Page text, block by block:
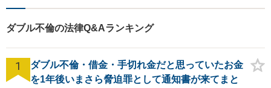
りました。 ■ご相談内容 Aさんのご希望は、慰謝料を下げることでした。ま
た、今後、トラブルが二度と起こらないようにきちんとした合意を取り交わ
本件ではそもそも、AさんもCさんに対して慰謝料請求をすることができま
す。そこで、その点をDさんに対して強く主張するとともに、裁判に移行して
もお互いに負担が大きくなるだけであること等を説得しました。その結果、D
ダブル不倫の法律Q&Aランキング
1
ダブル不倫・借金・手切れ金だと思っていたお金
を1年後いまさら脅迫罪として通知書が来てまと